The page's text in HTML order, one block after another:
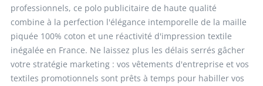
professionnels, ce polo publicitaire de haute qualité
combine à la perfection l'élégance intemporelle de la maille
piquée 100% coton et une réactivité d'impression textile
inégalée en France. Ne laissez plus les délais serrés gâcher
votre stratégie marketing : vos vêtements d'entreprise et vos
textiles promotionnels sont prêts à temps pour habiller vos